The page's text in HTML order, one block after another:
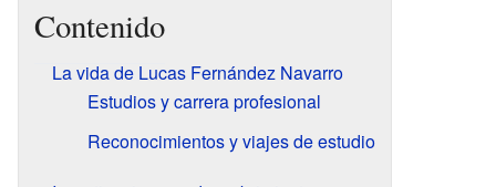
Contenido
La vida de Lucas Fernández Navarro
Estudios y carrera profesional
Reconocimientos y viajes de estudio